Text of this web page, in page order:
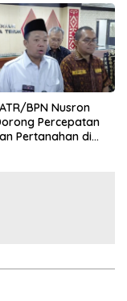
BPN Nusron
Percepatan
Pertanahan di